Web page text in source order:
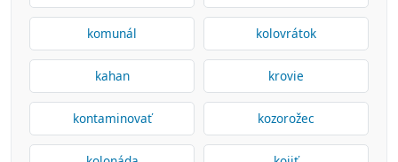
komunál kolovrátok
kahan krovie
kontaminovať kozorožec